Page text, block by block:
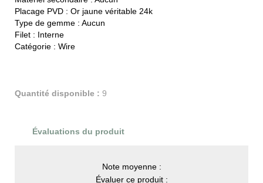
Placage PVD : Or jaune véritable 24k
Type de gemme : Aucun
Filet : Interne
Catégorie : Wire
Quantité disponible : 9
Évaluations du produit
Note moyenne :
Évaluer ce produit :